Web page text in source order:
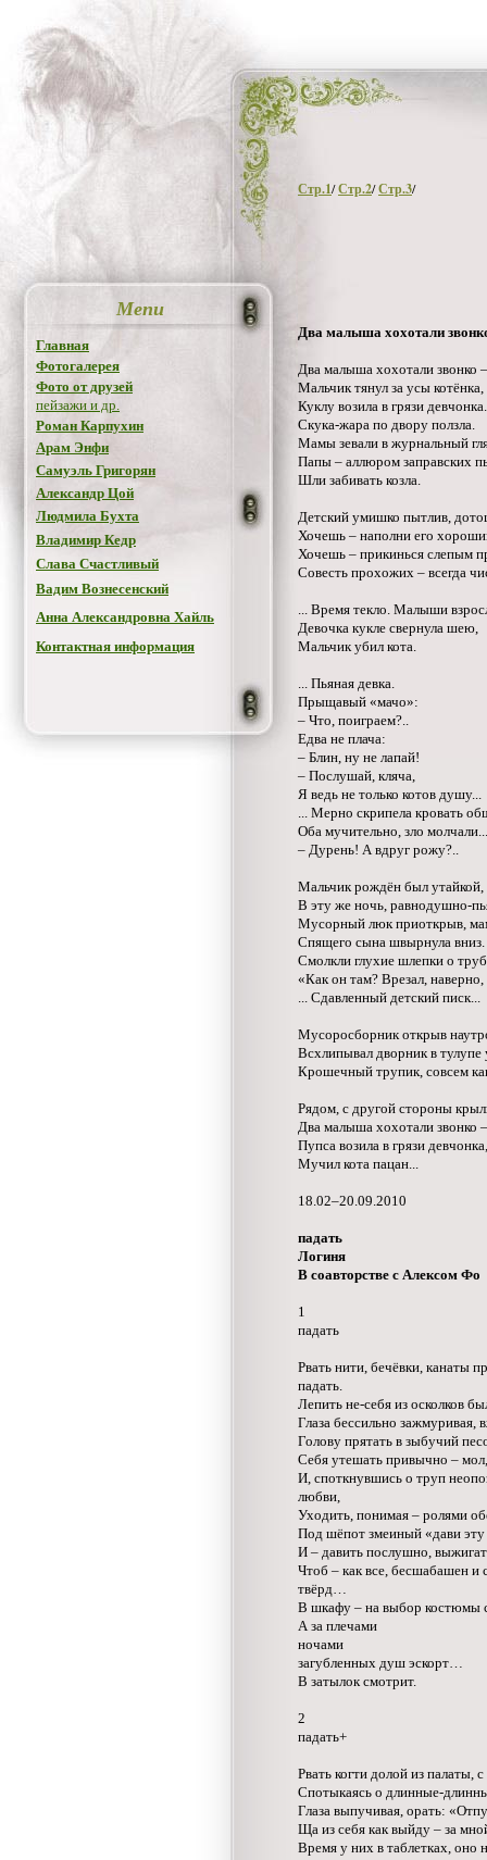
Menu
Главная
Фотогалерея
Фото от друзей
пейзажи и др.
Роман Карпухин
Арам Энфи
Самуэль Григорян
Александр Цой
Людмила Бухта
Владимир Кедр
Слава Счастливый
Вадим Вознесенский
Анна Александровна Хайль
Контактная информация
Стр.1/Стр.2/Стр.3/
Два малыша хохотали
Два малыша хохотали звонко –
Мальчик тянул за усы котёнка,
Куклу возила в грязи девчонка.
Скука-жара по двору ползла.
Мамы зевали в журнальный
Папы – аллюром заправских
Шли забивать козла.
Детский умишко пытлив,
Хочешь – наполни его
Хочешь – прикинься слепым
Совесть прохожих – всегда
... Время текло. Малыши
Девочка кукле свернула шею,
Мальчик убил кота.
... Пьяная девка.
Прыщавый «мачо»:
– Что, поиграем?..
Едва не плача:
– Блин, ну не лапай!
– Послушай, кляча,
Я ведь не только котов душу...
... Мерно скрипела кровать
Оба мучительно, зло молчали...
– Дурень! А вдруг рожу?..
Мальчик рождён был утайкой,
В эту же ночь, равнодушно-
Мусорный люк приоткрыв,
Спящего сына швырнула вниз.
Смолкли глухие шлепки о
«Как он там? Врезал,
... Сдавленный детский писк...
Мусоросборник открыв
Всхлипывал дворник в тулупе
Крошечный трупик, совсем
Рядом, с другой стороны
Два малыша хохотали звонко –
Пупса возила в грязи девчонка,
Мучил кота пацан...
18.02–20.09.2010
падать
Логиня
В соавторстве с Алексом Фо
1
падать
Рвать нити, бечёвки, канаты
падать.
Лепить не-себя из осколков
Глаза бессильно зажмуривая,
Голову прятать в зыбучий
Себя утешать привычно –
И, споткнувшись о труп
любви,
Уходить, понимая – ролями
Под шёпот змеиный «дави
И – давить послушно,
Чтоб – как все, бесшабашен и
твёрд…
В шкафу – на выбор костюмы
А за плечами
ночами
загубленных душ эскорт…
В затылок смотрит.
2
падать+
Рвать когти долой из палаты,
Спотыкаясь о длинные-
Глаза выпучивая, орать:
Ща из себя как выйду – за
Время у них в таблетках, оно